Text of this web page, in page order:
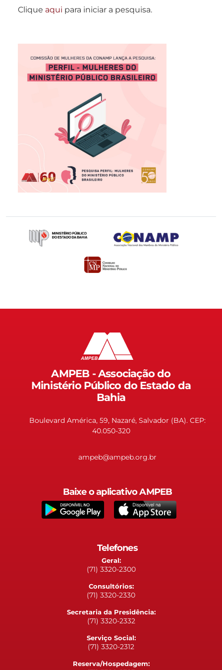
Clique aqui para iniciar a pesquisa.
AMPEB - Associação do
Ministério Público do Estado da
Bahia
Boulevard América, 59, Nazaré, Salvador (BA). CEP:
40.050-320
ampeb@ampeb.org.br
Baixe o aplicativo AMPEB
Telefones
Geral:
(71) 3320-2300
Consultórios:
(71) 3320-2330
Secretaria da Presidência:
(71) 3320-2332
Serviço Social:
(71) 3320-2312
Reserva/Hospedagem: